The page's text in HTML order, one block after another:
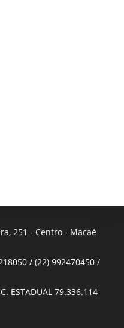
251 - Centro - Macaé
/ (22) 992470450 /
ESTADUAL 79.336.114